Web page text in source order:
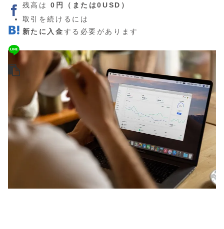
残高は0円（または0USD）
取引を続けるには
新たに入金する必要があります